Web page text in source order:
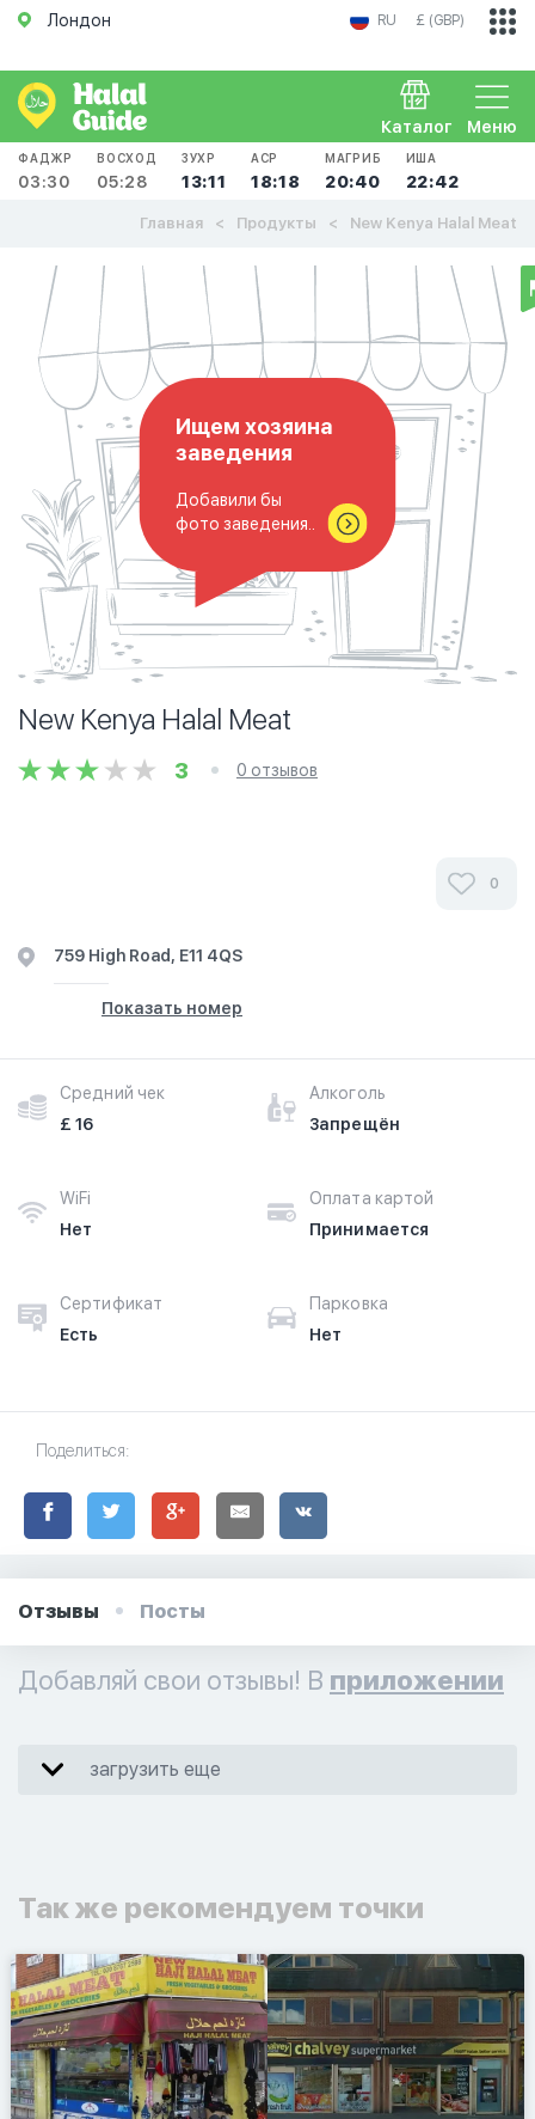
Лондон RU £ (GBP)
Меню
Каталог
ФАДЖР
03:30
ВОСХОД
05:28
ЗУХР
13:11
АСР
18:18
МАГРИБ
20:40
ИША
22:42
Главная Продукты New Kenya Halal Meat
Ищем хозяина
заведения
Добавили бы
фото заведения..
New Kenya Halal Meat
3 0 отзывов
0
759 High Road, E11 4QS
Показать номер
Средний чек
£ 16
Алкоголь
Запрещён
WiFi
Нет
Оплата картой
Принимается
Сертификат
Есть
Парковка
Нет
Поделиться:
Отзывы Посты
Добавляй свои отзывы! В приложении
загрузить еще
Так же рекомендуем точки